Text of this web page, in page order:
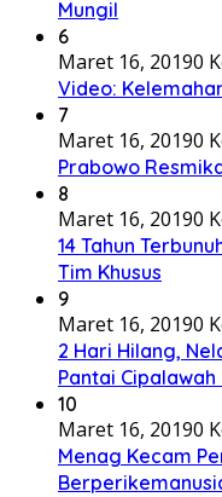
Mungil
6
Maret 16, 20190
Video:
7
Maret 16, 20190
Prabowo
8
Maret 16, 20190
14 Tahun
Tim Khusus
9
Maret 16, 20190
2 Hari Hilang,
Pantai Cipalawah
10
Maret 16, 20190
Menag Kecam